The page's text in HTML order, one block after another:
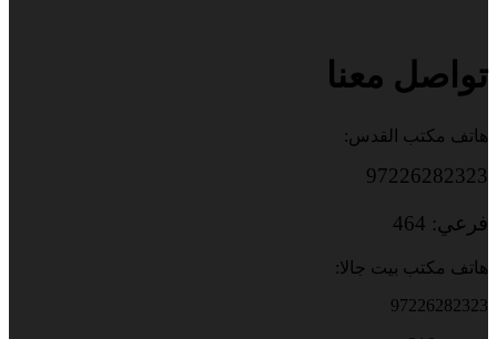
تواصل معنا
هاتف مكتب القدس:
97226282323
فرعي: 464
هاتف مكتب بيت جالا:
97226282323